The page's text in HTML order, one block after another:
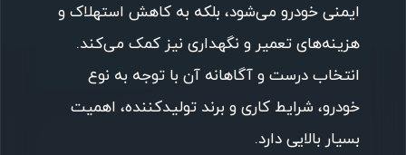
ایمنی خودرو می‌شود، بلکه به کاهش استهلاک و
هزینه‌های تعمیر و نگهداری نیز کمک می‌کند.
انتخاب درست و آگاهانه آن با توجه به نوع
خودرو، شرایط کاری و برند تولیدکننده، اهمیت
بسیار بالایی دارد.